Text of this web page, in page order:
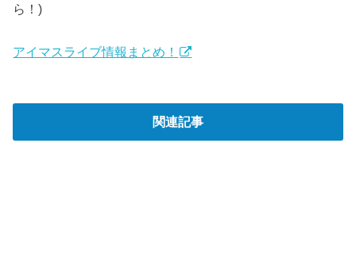
ら！)
アイマスライブ情報まとめ！
関連記事